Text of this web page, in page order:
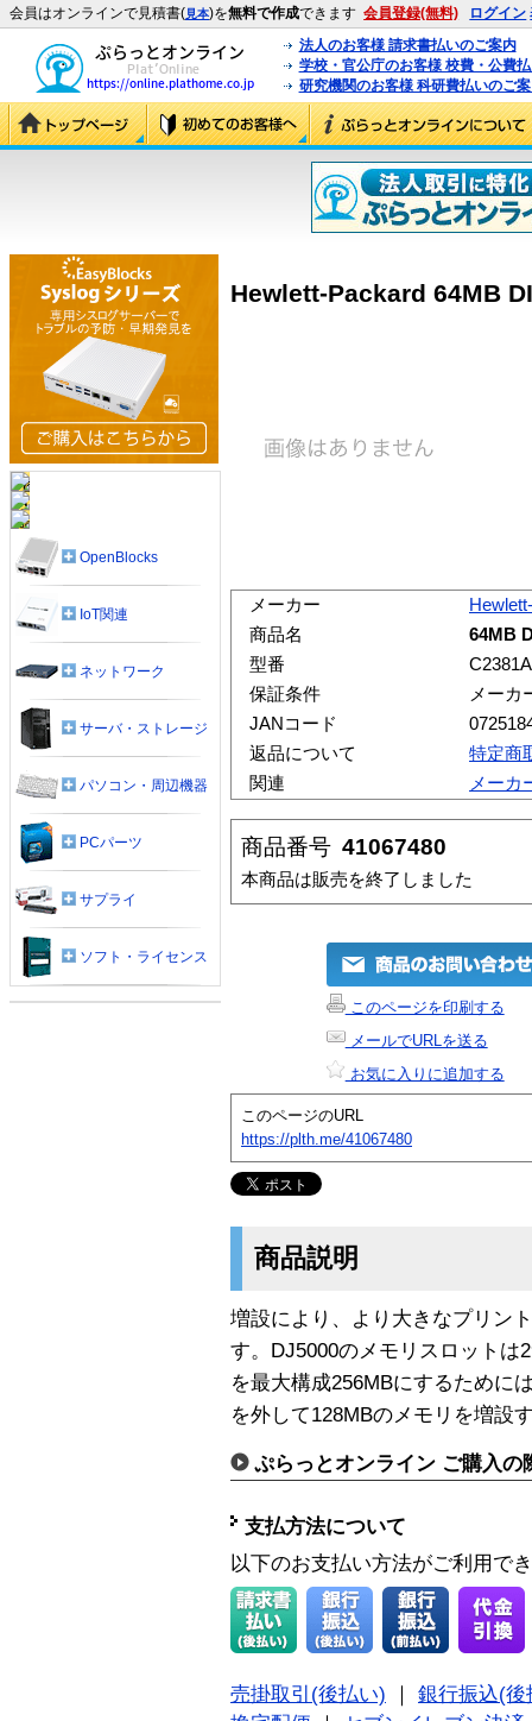
会員はオンラインで見積書(見本)を無料で作成できます 会員登録(無料) ログイン
法人のお客様 請求書払いのご案内
学校・官公庁のお客様 校費・公費
研究機関のお客様 科研費払いのご
Hewlett-Packard 64MB
メーカー
商品名
64MB
型番
C2381A
保証条件
メーカ
JANコード
返品について
特定商
関連
メーカ
商品番号 41067480
本商品は販売を終了しました
このページを印刷する
メールでURLを送る
お気に入りに追加する
このページのURL
https://plth.me/41067480
商品説明
増設により、より大きなプリン
す。DJ5000のメモリスロットは
を最大構成256MBにするために
を外して128MBのメモリを増設
ぷらっとオンライン ご購入の
支払方法について
以下のお支払い方法がご利用で
売掛取引(後払い)
銀行振込(後
OpenBlocks
IoT関連
ネットワーク
サーバ・ストレージ
パソコン・周辺機器
PCパーツ
サプライ
ソフト・ライセンス